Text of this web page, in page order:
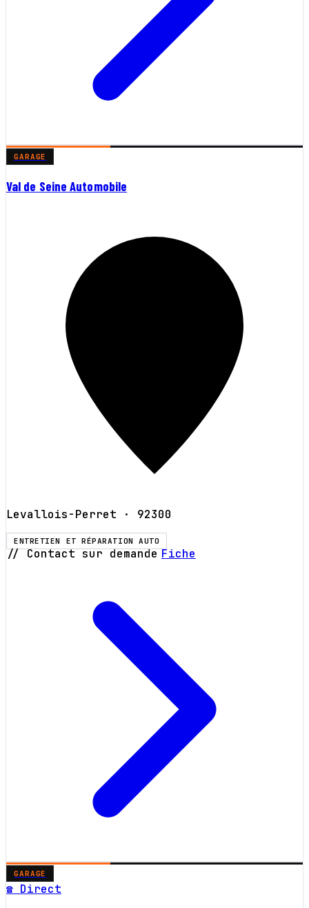
GARAGE
Val de Seine Automobile
Levallois-Perret · 92300
ENTRETIEN ET RÉPARATION AUTO
// Contact sur demande Fiche
GARAGE
☎ Direct